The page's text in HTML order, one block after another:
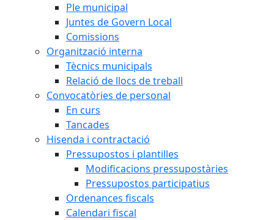
Ple municipal
Juntes de Govern Local
Comissions
Organització interna
Tècnics municipals
Relació de llocs de treball
Convocatòries de personal
En curs
Tancades
Hisenda i contractació
Pressupostos i plantilles
Modificacions pressupostàries
Pressupostos participatius
Ordenances fiscals
Calendari fiscal